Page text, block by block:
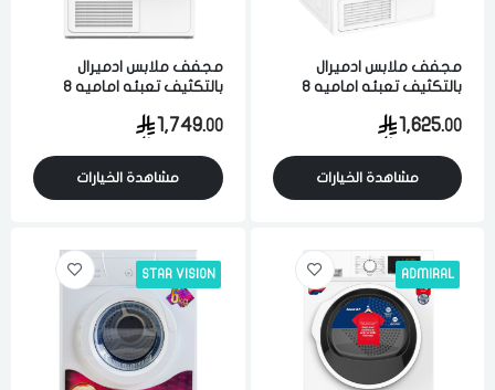
مجفف ملابس ادميرال
بالتكثيف تعبئه اماميه 8
للرطوبه ابيض
1,625.00
مشاهدة الخيارات
مجفف ملابس ادميرال
بالتكثيف تعبئه اماميه 8
للرطوبه ابيض
1,749.00
مشاهدة الخيارات
ADMIRAL
STAR VISION